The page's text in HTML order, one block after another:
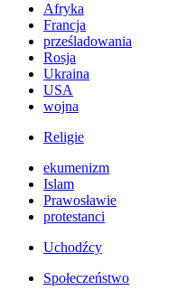
Afryka
Francja
prześladowania
Rosja
Ukraina
USA
wojna
Religie
ekumenizm
Islam
Prawosławie
protestanci
Uchodźcy
Społeczeństwo